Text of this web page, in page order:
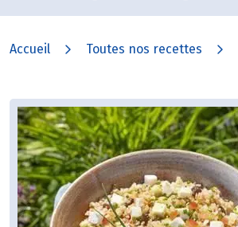
Accueil Toutes nos recettes